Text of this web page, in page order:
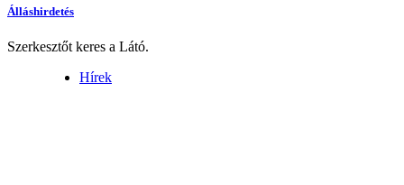
Álláshirdetés
Szerkesztőt keres a Látó.
Hírek